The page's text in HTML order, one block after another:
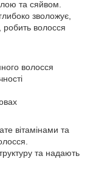
та сяйвом.
зволожує,
робить волосся
волосся
вітамінами та
та надають